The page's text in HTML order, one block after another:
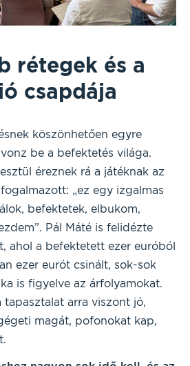
rétegek és a
csapdája
köszönhetően egyre
be a befektetés világa.
éreznek rá a játéknak az
„ez egy izgalmas
befektetek, elbukom,
Pál Máté is felidézte
ahol a befektetett ezer euróból
ezer eurót csinált, sok-sok
is figyelve az árfolyamokat.
tapasztalat arra viszont jó,
magát, pofonokat kap,